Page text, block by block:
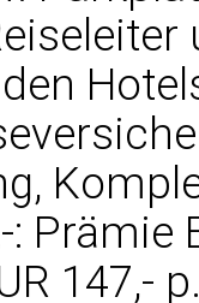
den
Prämie
147,-